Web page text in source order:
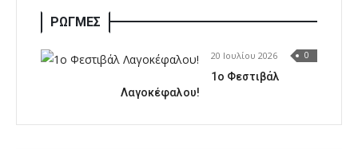
ΡΩΓΜΕΣ
20 Ιουλίου 2026 0
1o Φεστιβάλ
Λαγοκέφαλου!